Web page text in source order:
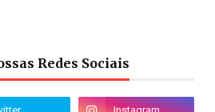
Redes Sociais